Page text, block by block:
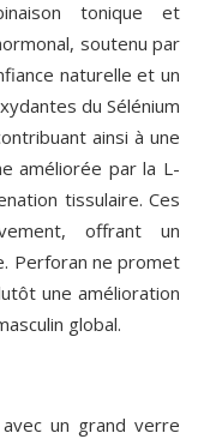
tonique et
soutenu par
naturelle et un
du Sélénium
ainsi à une
améliorée par la L-
tissulaire. Ces
offrant un
Perforan ne promet
une amélioration
global.
un grand verre